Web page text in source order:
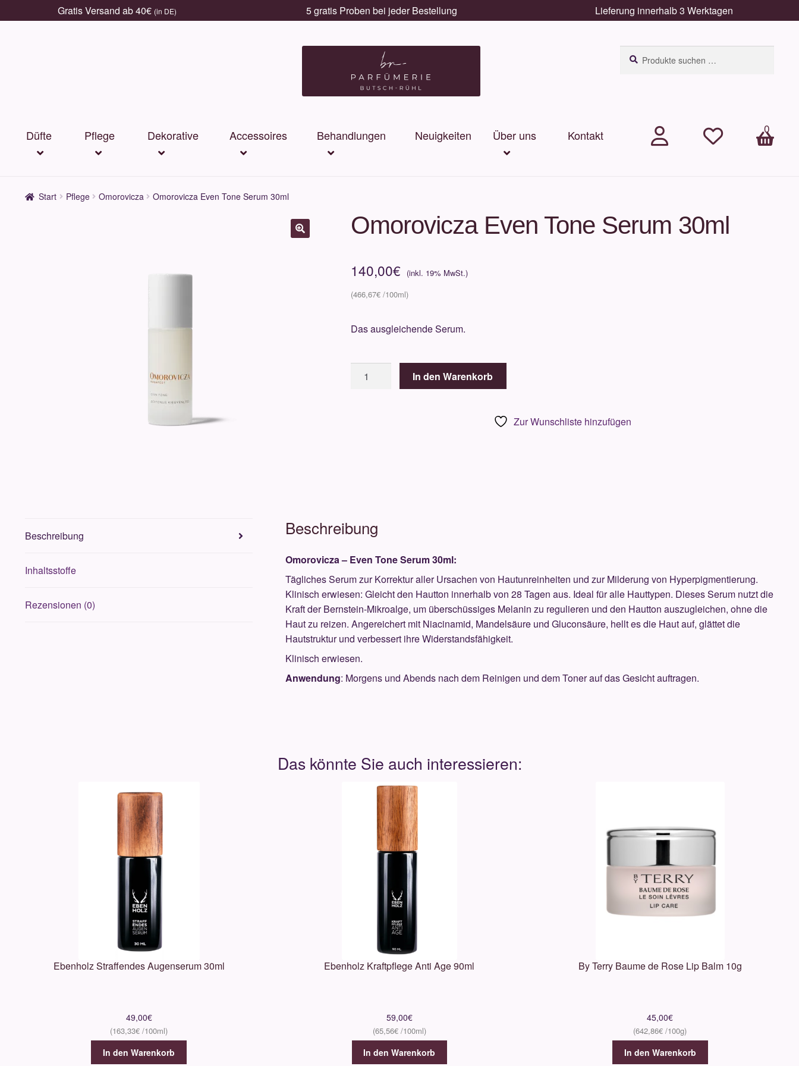
Gratis Versand ab 40€ (in DE) 5 gratis Proben bei jeder Bestellung Lieferung innerhalb 3 Werktagen
nach:
Düfte Pflege Dekorative Accessoires Behandlungen Neuigkeiten Über uns Kontakt
0
Arti
Start Pflege Omorovicza Omorovicza Even Tone Serum 30ml
Omorovicza Even Tone Serum 30ml
140,00€
466,67€
Das ausgleichende Serum.
Even
In den Warenkorb
Zur Wunschliste hinzufügen
Beschreibung
Inhaltsstoffe
Rezensionen (0)
Beschreibung
Omorovicza – Even Tone Serum 30ml:
Tägliches Serum zur Korrektur aller Ursachen von Hautunreinheiten und zur Milderung von Hyperpigmentierung.
Klinisch erwiesen: Gleicht den Hautton innerhalb von 28 Tagen aus. Ideal für alle Hauttypen. Dieses Serum nutzt die
Kraft der Bernstein-Mikroalge, um überschüssiges Melanin zu regulieren und den Hautton auszugleichen, ohne die
Haut zu reizen. Angereichert mit Niacinamid, Mandelsäure und Gluconsäure, hellt es die Haut auf, glättet die
Hautstruktur und verbessert ihre Widerstandsfähigkeit.
Klinisch erwiesen.
Anwendung: Morgens und Abends nach dem Reinigen und dem Toner auf das Gesicht auftragen.
Ebenholz Straffendes Augenserum 30ml
49,00€
163,33€
In den Warenkorb
Ebenholz Kraftpflege Anti Age 90ml
59,00€
65,56€
In den Warenkorb
By Terry Baume de Rose Lip Balm 10g
45,00€
642,86€
In den Warenkorb